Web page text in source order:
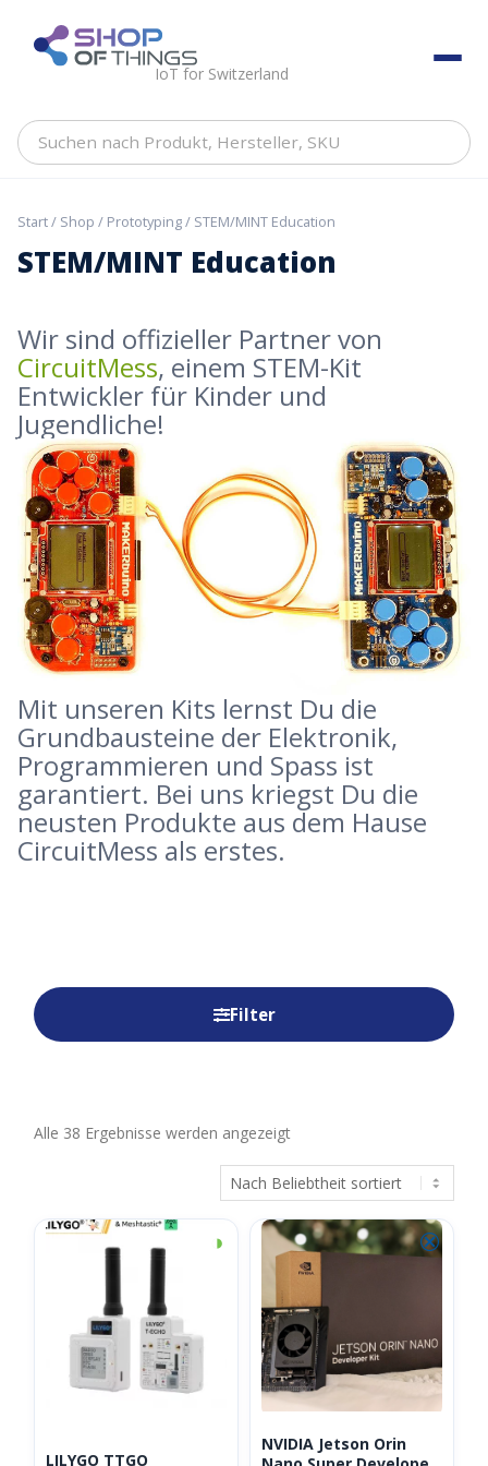
content ShopOfThings
IoT for Switzerland
Suchen
Hersteller,
Start/ Shop / Prototyping/ STEM/MINT Education
STEM/MINT Education
Wir sind offizieller Partner von
CircuitMess, einem STEM-Kit
Entwickler für Kinder und
Jugendliche!
Mit unseren Kits lernst Du die
Grundbausteine der Elektronik,
Programmieren und Spass ist
garantiert. Bei uns kriegst Du die
neusten Produkte aus dem Hause
CircuitMess als erstes.
Filter
Alle 38 Ergebnisse werden angezeigtNach
Beliebtheit
sortiert
◑
LILYGO TTGO
⮿
NVIDIA Jetson Orin